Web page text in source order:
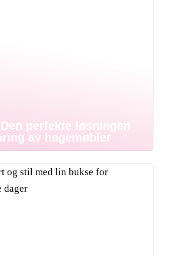
perfekte løsningen
av hagemøbler